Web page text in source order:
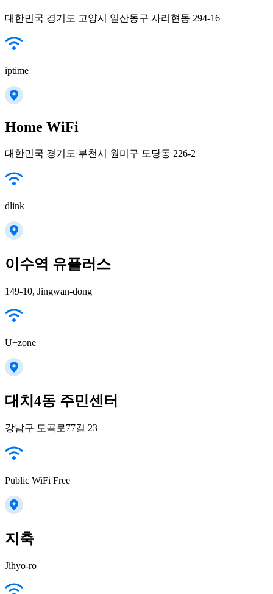
대한민국 경기도 고양시 일산동구 사리현동 294-16
iptime
Home WiFi
대한민국 경기도 부천시 원미구 도당동 226-2
dlink
이수역 유플러스
149-10, Jingwan-dong
U+zone
대치4동 주민센터
강남구 도곡로77길 23
Public WiFi Free
지축
Jihyo-ro